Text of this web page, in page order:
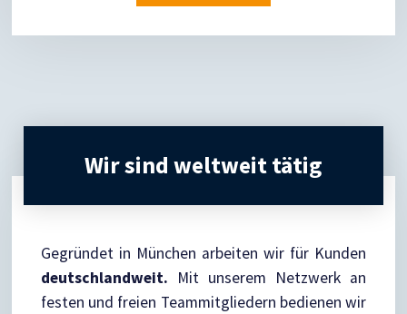
Wir sind weltweit tätig
Gegründet in München arbeiten wir für Kunden
deutschlandweit. Mit unserem Netzwerk an
festen und freien Teammitgliedern bedienen wir